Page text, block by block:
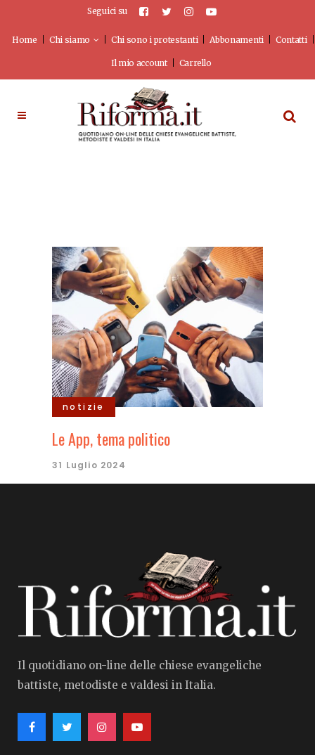
Seguici su
Home Chi siamo Chi sono i protestanti Abbonamenti Contatti
Il mio account Carrello
notizie
Le App, tema politico
31 Luglio 2024
Il quotidiano on-line delle chiese evangeliche
battiste, metodiste e valdesi in Italia.